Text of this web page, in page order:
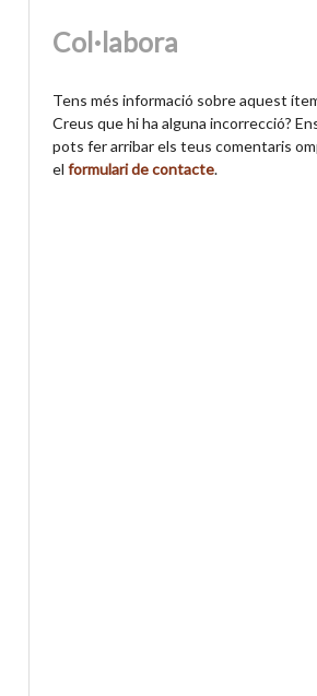
Col·labora
Tens més informació sobre aquest
Creus que hi ha alguna incorrecció?
pots fer arribar els teus comentaris
elformulari de contacte.